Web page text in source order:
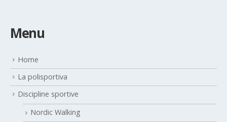
La polisportiva
Discipline sportive
Nordic Walking
Ciclismo Amatoriale